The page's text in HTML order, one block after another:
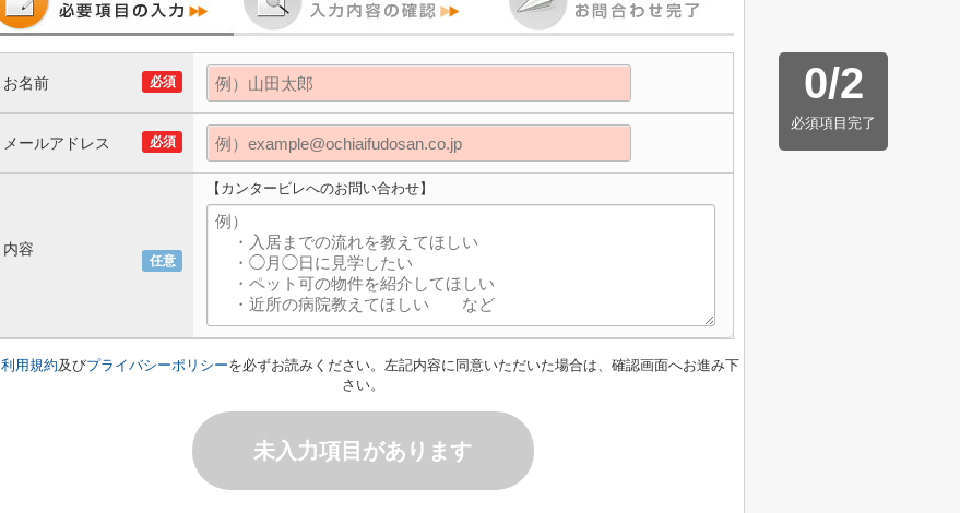
0/2
必須項目完了
必須
お名前
必須
メールアドレス
任意
内容
【カンタービレへのお問い合わせ】
利用規約及びプライバシーポリシーを必ずお読みください。左記内容に同意いただいた場合は、確認画面へお進み下
さい。
未入力項目があります